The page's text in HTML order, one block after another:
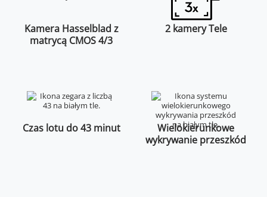
Kamera Hasselblad z
matrycą CMOS 4/3
2 kamery Tele
Czas lotu do 43 minut
Wielokierunkowe
wykrywanie przeszkód